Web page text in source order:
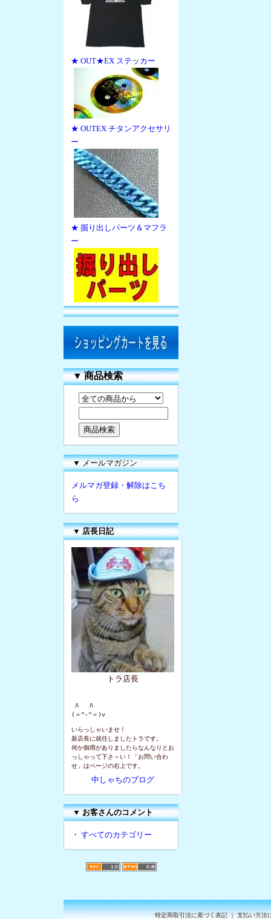
★ OUT★EX ステッカー
★ OUTEX チタンアクセサリ
ー
★ 掘り出しパーツ＆マフラ
ー
▼商品検索
▼ メールマガジン
メルマガ登録・解除はこち
ら
▼ 店長日記
トラ店長
Λ   Λ
(＝^-^＝)v
いらっしゃいませ！
新店長に就任しましたトラです。
何か御用がありましたらなんなりとお
っしゃって下さ～い！「お問い合わ
せ」はページの右上です。
中しゃちのブログ
▼お客さんのコメント
・ すべてのカテゴリー
特定商取引法に基づく表記｜支払い方法